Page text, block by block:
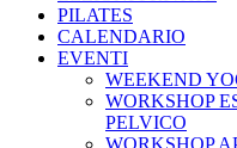
PILATES
CALENDARIO
EVENTI
WEEKEND
WORKSHOP
PELVICO
WORKSHOP